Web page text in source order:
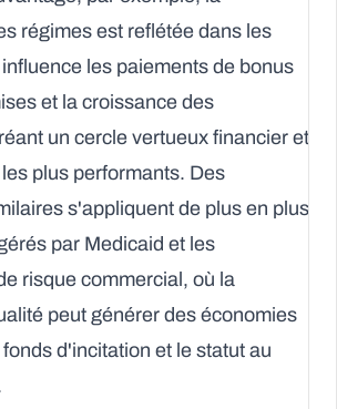
régimes est reflétée dans les
les paiements de bonus
et la croissance des
un cercle vertueux financier et
plus performants. Des
s'appliquent de plus en plus
par Medicaid et les
risque commercial, où la
peut générer des économies
d'incitation et le statut au